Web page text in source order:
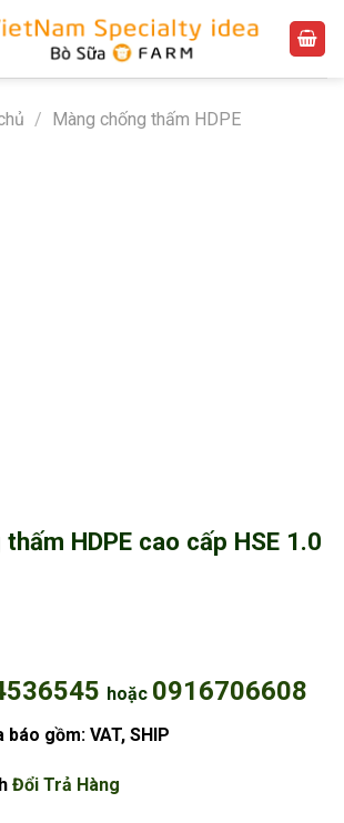
/ Màng chống thấm HDPE
HDPE cao cấp HSE 1.0
hoặc 0916706608
báo gồm: VAT, SHIP
Đổi Trả Hàng